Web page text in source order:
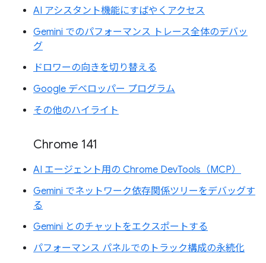
AI アシスタント機能にすばやくアクセス
Gemini でのパフォーマンス トレース全体のデバッ
グ
ドロワーの向きを切り替える
Google デベロッパー プログラム
その他のハイライト
Chrome 141
AI エージェント用の Chrome DevTools（MCP）
Gemini でネットワーク依存関係ツリーをデバッグす
る
Gemini とのチャットをエクスポートする
パフォーマンス パネルでのトラック構成の永続化